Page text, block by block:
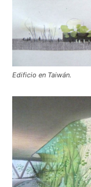
Edificio en Taiwán.